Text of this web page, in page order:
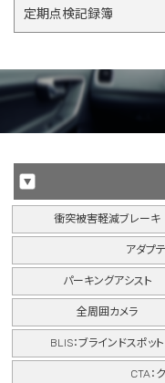
定期点検記録簿
衝突被害軽減ブレーキ
アダプ
パーキングアシスト
全周囲カメラ
BLIS：ブラインドスポット
CTA：